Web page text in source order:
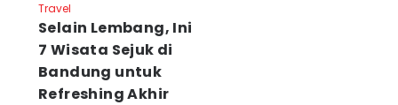
Travel
Selain Lembang, Ini
7 Wisata Sejuk di
Bandung untuk
Refreshing Akhir